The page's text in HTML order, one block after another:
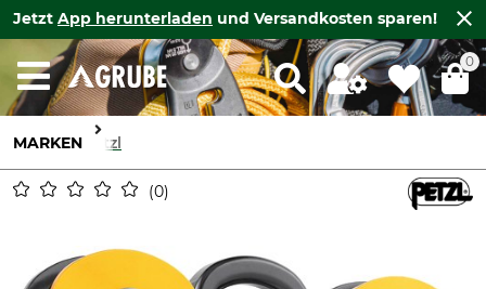
Jetzt App herunterladen und Versandkosten sparen!
0
MARKEN Petzl
0